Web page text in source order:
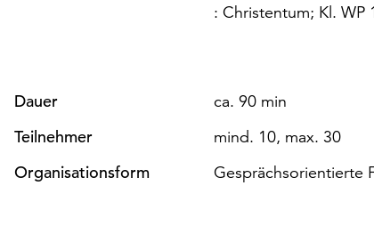
: Christentum; Kl. WP
Dauer
ca. 90 min
Teilnehmer
mind. 10, max. 30
Organisationsform
Gesprächsorientierte